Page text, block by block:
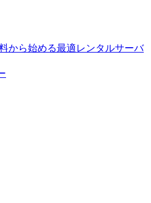
から始める最適レンタルサーバ